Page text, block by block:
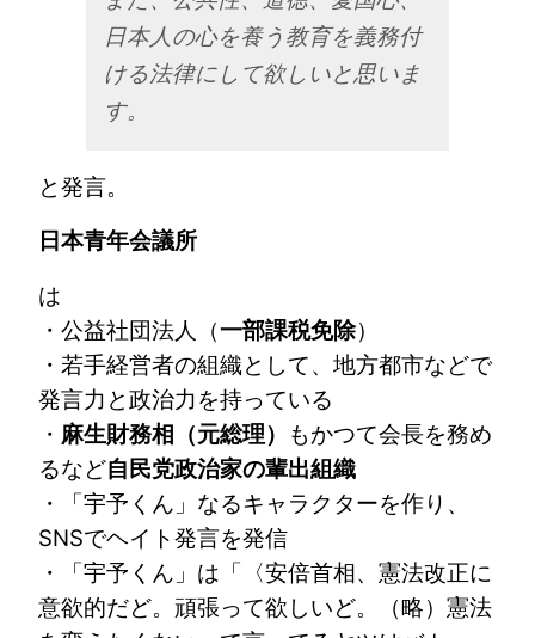
日本人の心を養う教育を義務付
ける法律にして欲しいと思いま
す。
と発言。
日本青年会議所
は
・公益社団法人（一部課税免除）
・若手経営者の組織として、地方都市などで
発言力と政治力を持っている
・ 麻生財務相（元総理）
もかつて会長を務め
るなど自民党政治家の輩出組織
・「宇予くん」なるキャラクターを作り、
SNSでヘイト発言を発信
・「宇予くん」は「〈安倍首相、憲法改正に
意欲的だど。頑張って欲しいど。（略）憲法